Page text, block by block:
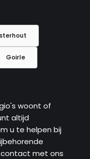
Goirle
woont of
altijd
u te helpen bij
met ons